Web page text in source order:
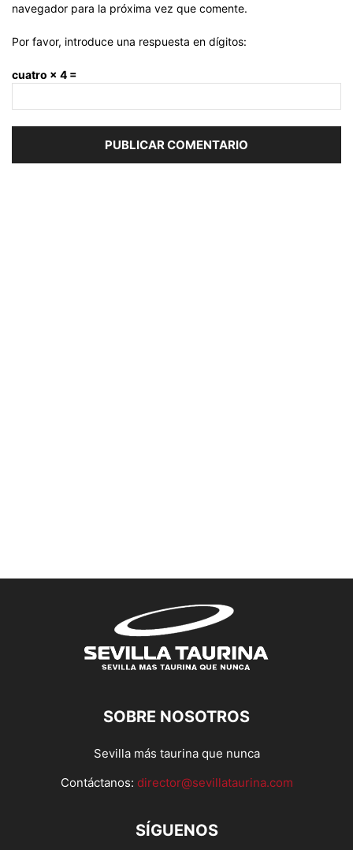
navegador para la próxima vez que comente.
Por favor, introduce una respuesta en dígitos:
cuatro × 4 =
SOBRE NOSOTROS
Sevilla más taurina que nunca
Contáctanos: director@sevillataurina.com
SÍGUENOS